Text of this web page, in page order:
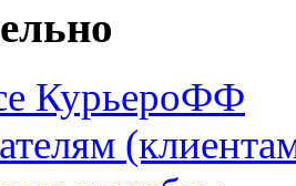
КурьероФФ